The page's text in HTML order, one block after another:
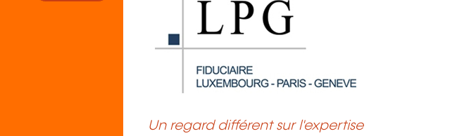
Un regard différent sur l'expertise